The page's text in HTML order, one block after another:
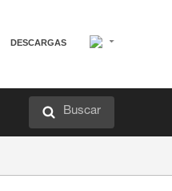
DESCARGAS
Buscar